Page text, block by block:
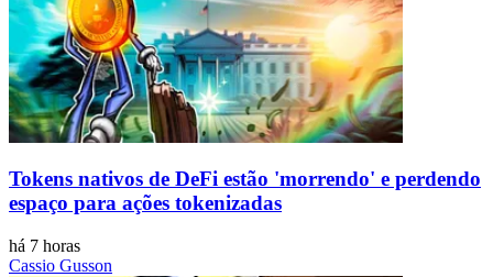
Tokens nativos de DeFi estão 'morrendo' e perdendo
espaço para ações tokenizadas
há 7 horas
Cassio Gusson